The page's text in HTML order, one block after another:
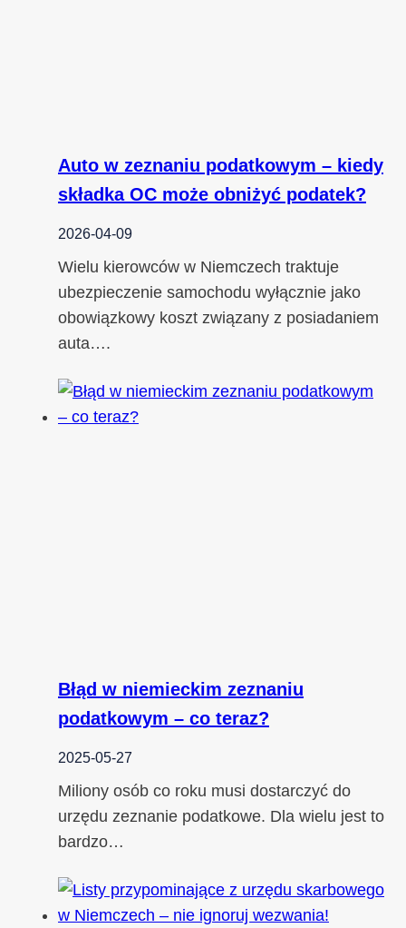
Auto w zeznaniu podatkowym – kiedy
składka OC może obniżyć podatek?
2026-04-09
Wielu kierowców w Niemczech traktuje
ubezpieczenie samochodu wyłącznie jako
obowiązkowy koszt związany z posiadaniem
auta….
Błąd w niemieckim zeznaniu
podatkowym – co teraz?
2025-05-27
Miliony osób co roku musi dostarczyć do
urzędu zeznanie podatkowe. Dla wielu jest to
bardzo…